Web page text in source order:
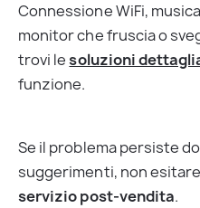
Connessione WiFi,
monitor che fruscia o
trovi le soluzioni
funzione.
Se il problema persiste
suggerimenti, non
servizio post-vendita.